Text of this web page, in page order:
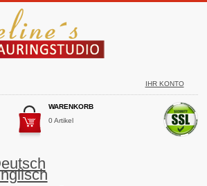
IHR KONTO
WARENKORB
0 Artikel